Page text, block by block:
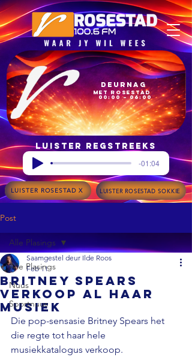
00:00 – 06:00
met Rosestad
Deurnag
Luister regstreeks
-01:04
LUISTER ROSESTAD X LUISTER ROSESTAD SOKKIE
Post
Alle Plasings
Nuus
Sportnuus
Alle Plasings
Britney Spears
verkoop al haar
musiek
Saamgestel deur Ilde Roos
Feb 11
Die pop-sensasie Britney Spears het
die regte tot haar hele
musiekkatalogus verkoop.